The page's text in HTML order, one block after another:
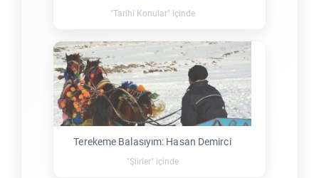
"Tarihi Konular" içinde
Terekeme Balasıyım: Hasan Demirci
"Şiirler" içinde